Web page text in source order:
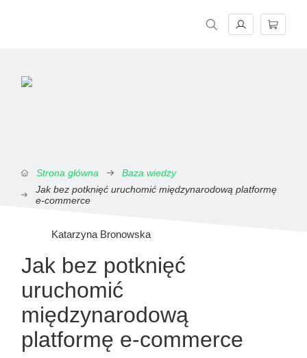
Magazyn E-commerce w praktyce. Rzetelne źródło wiedzy o
Strona główna
Baza wiedzy
Jak bez potknięć uruchomić międzynarodową platformę
e-commerce
Katarzyna Bronowska
Jak bez potknięć
uruchomić
międzynarodową
platformę e-commerce